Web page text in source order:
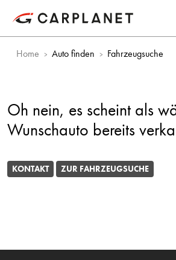
Home Auto finden Fahrzeugsuche
Oh nein, es scheint als
Wunschauto bereits
KONTAKT ZUR FAHRZEUGSUCHE